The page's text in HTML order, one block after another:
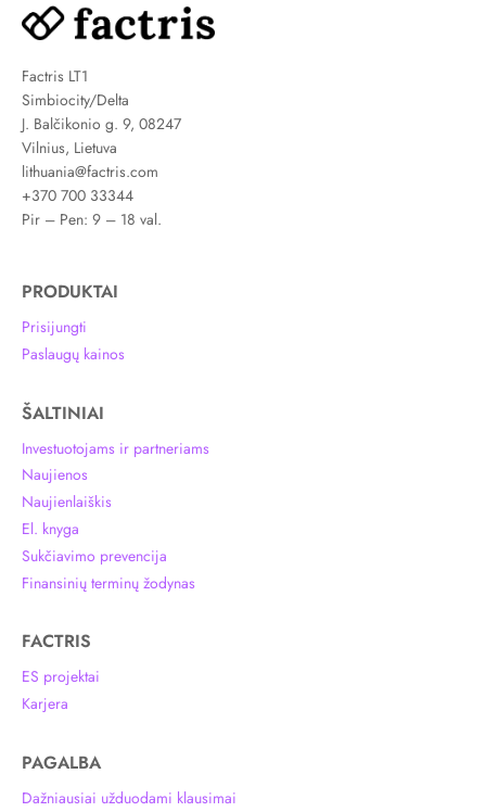
Factris LT1
Simbiocity/Delta
J. Balčikonio g. 9, 08247
Vilnius, Lietuva
lithuania@factris.com
+370 700 33344
Pir – Pen: 9 – 18 val.
PRODUKTAI
Prisijungti
Paslaugų kainos
ŠALTINIAI
Investuotojams ir partneriams
Naujienos
Naujienlaiškis
El. knyga
Sukčiavimo prevencija
Finansinių terminų žodynas
FACTRIS
ES projektai
Karjera
PAGALBA
Dažniausiai užduodami klausimai